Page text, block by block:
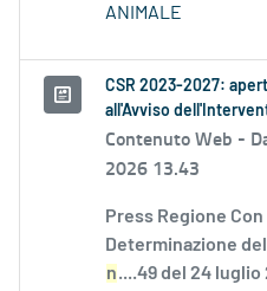
ANIMALE
CSR 2023-2027:
all'Avviso
Contenuto Web -
2026 13.43
Press Regione
Determinazione
n....49 del 24